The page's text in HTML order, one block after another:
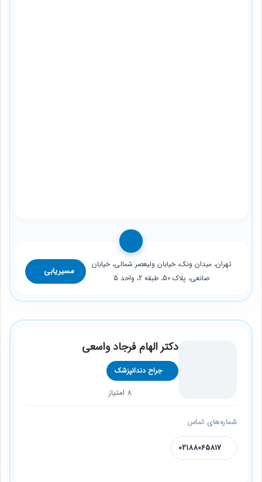
تهران، میدان ونک، خیابان ولیعصر شمالی، خیابان
صانعی، پلاک 50، طبقه 2، واحد 5
مسیریابی
دکتر الهام فرجاد واسعی
جراح دندانپزشک
8 امتیاز
شماره‌های تماس
02188065817